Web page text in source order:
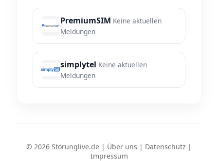
PremiumSIM Keine aktuellen
Meldungen
simplytel Keine aktuellen
Meldungen
© 2026 Störunglive.de | Über uns | Datenschutz |
Impressum